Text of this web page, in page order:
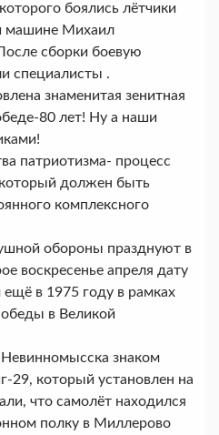
боялись лётчики
машине Михаил
сборки боевую
специалисты .
знаменитая зенитная
80 лет! Ну а наши
патриотизма- процесс
должен быть
комплексного
обороны празднуют в
воскресенье апреля дату
ещё в 1975 году в рамках
в Великой
знаком
29, который установлен на
что самолёт находился
полку в Миллерово